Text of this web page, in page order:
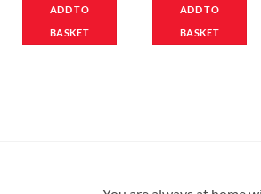
ADD TO
BASKET
ADD TO
BASKET